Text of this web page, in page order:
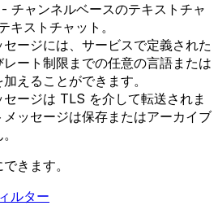
チャンネルベースのテキストチャ
キストチャット。
ージには、サービスで定義された
ート制限までの任意の言語または
えることができます。
ージは TLS を介して転送されま
ッセージは保存またはアーカイブ
きます。
ルター